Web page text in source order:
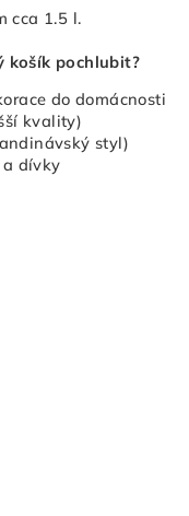
cca 1.5 l.
košík pochlubit?
do domácnosti
kvality)
styl)
dívky